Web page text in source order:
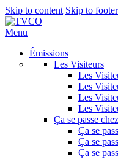
Skip to content Skip to footer
Menu
Émissions
Les Visiteurs
Les
Les
Les
Les
Ça se passe
Ça se
Ça se
Ça se